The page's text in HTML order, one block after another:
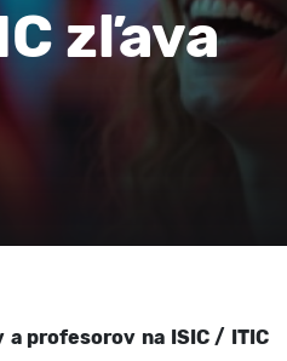
zľava
profesorov na ISIC / ITIC